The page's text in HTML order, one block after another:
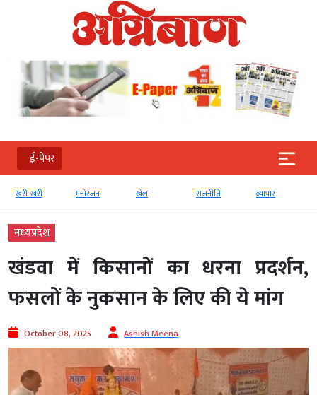
ई-पेपर
खरी-खरी मनोरंजन खेल राजनीति व्‍यापार
मध्‍यप्रदेश
खंडवा में किसानों का धरना प्रदर्शन,
फसलों के नुकसान के लिए की ये मांग
October 08, 2025 Ashish Meena